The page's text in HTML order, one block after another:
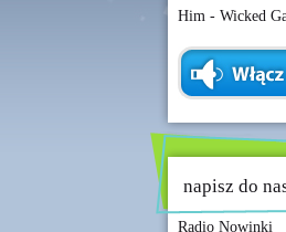
Him - Wicked
napisz do
Radio Nowinki